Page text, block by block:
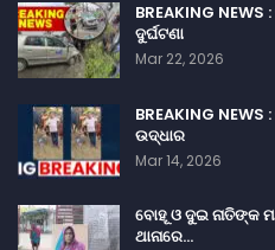
BREAKING
ଦୁର୍ଘଟଣା
Mar 22, 2026
BREAKING
ଉଦ୍ଧାର
Mar 14, 2026
ବୋହୂ ଓ ଦୁଇ ନାତିଙ୍କ
ଥାନାରେ…